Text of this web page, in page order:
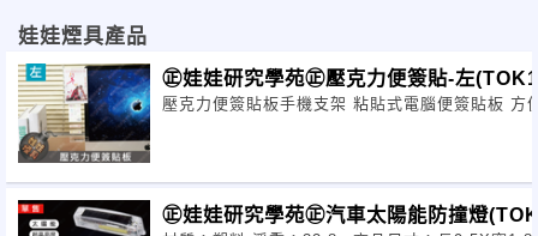
娃娃煙具產品
㊣娃娃研究學苑㊣壓克力便簽貼-左
壓克力便簽貼板手機支架 粘貼式電腦便簽貼板 方
㊣娃娃研究學苑㊣汽車太陽能防撞燈